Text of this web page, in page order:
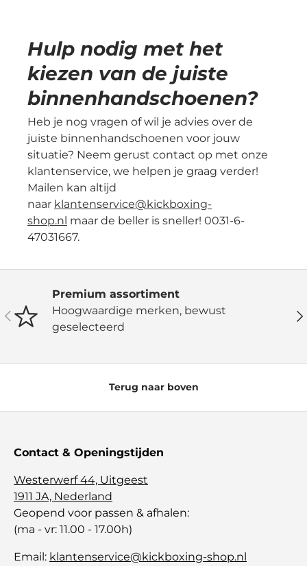
Hulp nodig met het
kiezen van de juiste
binnenhandschoenen?
Heb je nog vragen of wil je advies over de
juiste binnenhandschoenen voor jouw
situatie? Neem gerust contact op met onze
klantenservice, we helpen je graag verder!
Mailen kan altijd
naar klantenservice@kickboxing-
shop.nl maar de beller is sneller! 0031-6-
47031667.
Vorige
Premium assortiment
Hoogwaardige merken, bewust
geselecteerd
Terug naar boven
Contact & Openingstijden
Westerwerf 44, Uitgeest
1911 JA, Nederland
Geopend voor passen & afhalen:
(ma - vr: 11.00 - 17.00h)
Email: klantenservice@kickboxing-shop.nl